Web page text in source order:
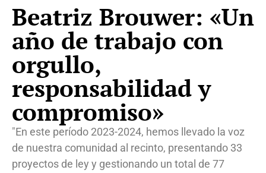
Beatriz Brouwer: «Un
año de trabajo con
orgullo,
responsabilidad y
compromiso»
"En este período 2023-2024, hemos llevado la voz
de nuestra comunidad al recinto, presentando 33
proyectos de ley y gestionando un total de 77